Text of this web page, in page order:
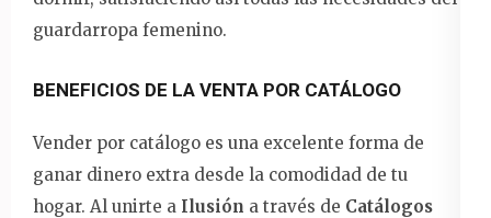
guardarropa femenino.
BENEFICIOS DE LA VENTA POR CATÁLOGO
Vender por catálogo es una excelente forma de
ganar dinero extra desde la comodidad de tu
hogar. Al unirte a Ilusión a través de Catálogos